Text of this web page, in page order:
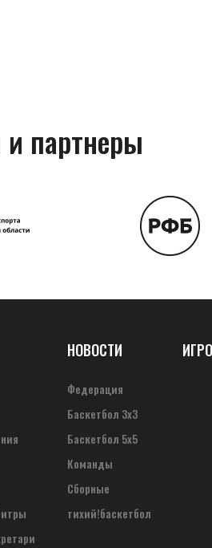
партнеры
НОВОСТИ
Федерация
Баскетбол 3х3
Баскетбол 5х5
Команды
Сборные
тихий!баскетбол